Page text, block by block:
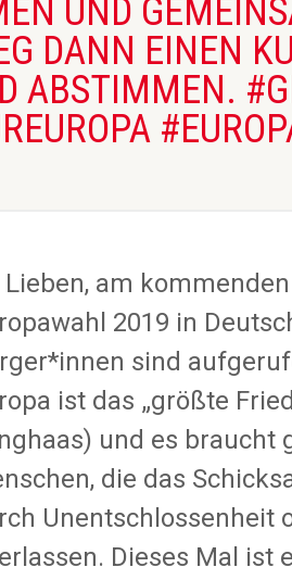
UND
EINEN
Lieben, am
2019 in
sind
ist das „größte
und es braucht
die das
Unentschlossenheit
Dieses Mal ist